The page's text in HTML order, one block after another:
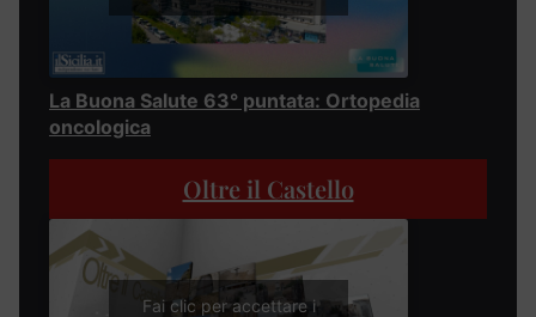
La Buona Salute 63° puntata: Ortopedia
oncologica
Oltre il Castello
Fai clic per accettare i